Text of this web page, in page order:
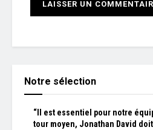
Notre sélection
“Il est essentiel pour notre
tour moyen, Jonathan David